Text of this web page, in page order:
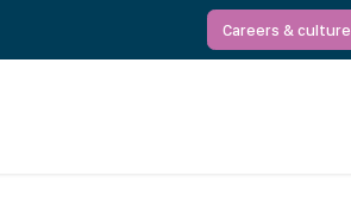
Careers & culture